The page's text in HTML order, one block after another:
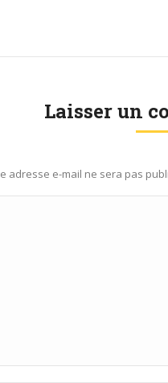
Laisser un
adresse e-mail ne sera pas